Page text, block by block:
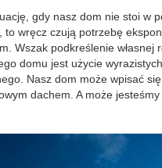
gdy nasz dom nie stoi w
to wręcz czują potrzebę
Wszak podkreślenie
domu jest użycie
Nasz dom może wpisać
dachem. A może